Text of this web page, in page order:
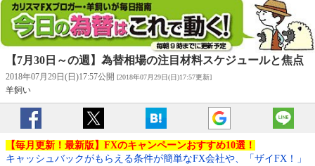
【7月30日～の週】為替相場の注目材料スケジュールと焦点
2018年07月29日(日)17:57公開 [2018年07月29日(日)17:57更新]
羊飼い
【毎月更新！最新版】FXのキャンペーンおすすめ10選！
キャッシュバックがもらえる条件が簡単なFX会社や、「ザイFX！」